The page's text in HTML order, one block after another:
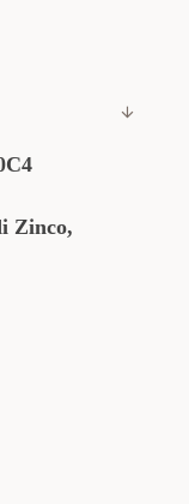
Zinco,